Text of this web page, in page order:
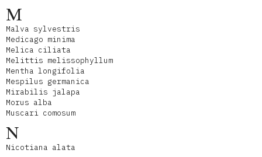
M
Malva sylvestris
Medicago minima
Melica ciliata
Melittis melissophyllum
Mentha longifolia
Mespilus germanica
Mirabilis jalapa
Morus alba
Muscari comosum
N
Nicotiana alata